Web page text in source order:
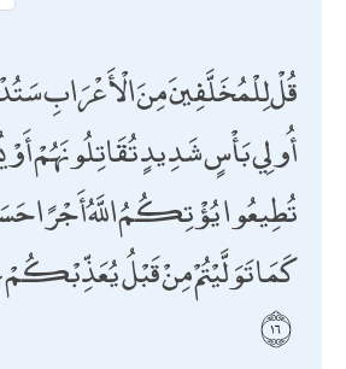
قُلْ لِلْمُخَلَّفِينَ مِنَ الْأَعْرَابِ
أُولِي بَأْسٍ شَدِيدٍ تُقَاتِلُونَهُمْ
تُطِيعُوا يُؤْتِكُمُ اللَّهُ أَجْرًا
كَمَا تَوَلَّيْتُمْ مِنْ قَبْلُ يُعَذِّبْكُمْ